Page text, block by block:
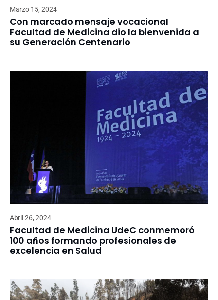
Marzo 15, 2024
Con marcado mensaje vocacional
Facultad de Medicina dio la bienvenida a
su Generación Centenario
Abril 26, 2024
Facultad de Medicina UdeC conmemoró
100 años formando profesionales de
excelencia en Salud